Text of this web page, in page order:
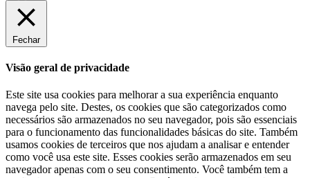
Fechar
Visão geral de privacidade
Este site usa cookies para melhorar a sua experiência enquanto
navega pelo site. Destes, os cookies que são categorizados como
necessários são armazenados no seu navegador, pois são essenciais
para o funcionamento das funcionalidades básicas do site. Também
usamos cookies de terceiros que nos ajudam a analisar e entender
como você usa este site. Esses cookies serão armazenados em seu
navegador apenas com o seu consentimento. Você também tem a